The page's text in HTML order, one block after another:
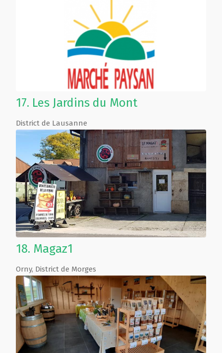
17. Les Jardins du Mont
District de Lausanne
18. Magaz1
Orny, District de Morges